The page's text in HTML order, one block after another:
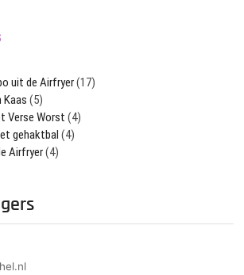
uit de Airfryer(17)
Kaas (5)
Verse Worst (4)
gehaktbal (4)
Airfryer(4)